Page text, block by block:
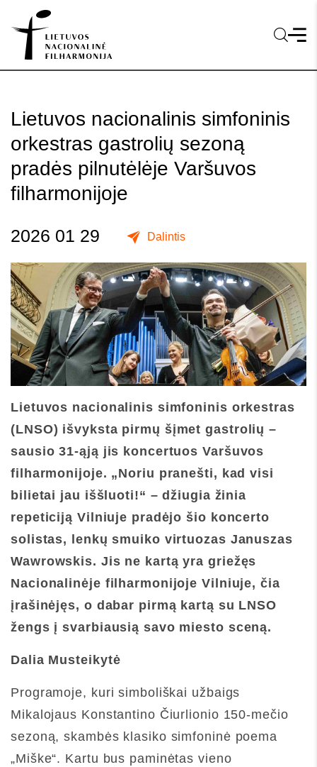
Lietuvos nacionalinis simfoninis
orkestras gastrolių sezoną
pradės pilnutėlėje Varšuvos
filharmonijoje
2026 01 29 Dalintis
Lietuvos nacionalinis simfoninis orkestras
(LNSO) išvyksta pirmų šįmet gastrolių –
sausio 31-ąją jis koncertuos Varšuvos
filharmonijoje. „Noriu pranešti, kad visi
bilietai jau iššluoti!“ – džiugia žinia
repeticiją Vilniuje pradėjo šio koncerto
solistas, lenkų smuiko virtuozas Januszas
Wawrowskis. Jis ne kartą yra griežęs
Nacionalinėje filharmonijoje Vilniuje, čia
įrašinėjęs, o dabar pirmą kartą su LNSO
žengs į svarbiausią savo miesto sceną.
Dalia Musteikytė
Programoje, kuri simboliškai užbaigs
Mikalojaus Konstantino Čiurlionio 150-mečio
sezoną, skambės klasiko simfoninė poema
„Miške“. Kartu bus paminėtas vieno